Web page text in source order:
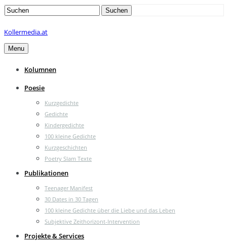
Search
Suchen
Kollermedia.at
Menu
Kolumnen
Poesie
Kurzgedichte
Gedichte
Kindergedichte
100 kleine Gedichte
Kurzgeschichten
Poetry Slam Texte
Publikationen
Teenager Manifest
30 Dates in 30 Tagen
100 kleine Gedichte über die Liebe und das Leben
Subjektive Zeithorizont-Intervention
Projekte & Services